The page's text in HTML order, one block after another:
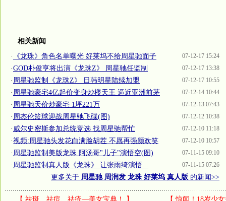
相关新闻
07-12-17 15:24
· 《龙珠》角色名单曝光 好莱坞不给周星驰面子
07-12-17 13:38
·GOD朴俊亨将出演《龙珠Z》 周星驰任监制
07-12-17 10:55
· 周星驰监制《龙珠Z》 日韩明星陆续加盟
07-12-14 10:44
· 周星驰豪宅4亿起价变身炒楼天王 逼近亚洲前茅
07-12-13 07:43
· 周星驰天价炒豪宅 1坪221万
07-12-12 10:38
· 周杰伦篮球迎战周星驰飞碟(图)
07-12-10 11:18
· 威尔史密斯参加总统竞选 找周星驰帮忙
07-12-10 10:57
·视频:周星驰头发花白满脸胡茬 不愿再强颜欢笑
07-11-15 09:10
· 周星驰监制美版龙珠 阿汤哥"儿子"演悟空(图)
07-11-15 07:26
· 周星驰监制真人版《龙珠》 让张雨绮演悟...
更多关于 周星驰 周润发 龙珠 好莱坞 真人版 的新闻>>
【 祛斑、祛痘、祛疮—美女宝典！ 】 【惊闻！18岁少